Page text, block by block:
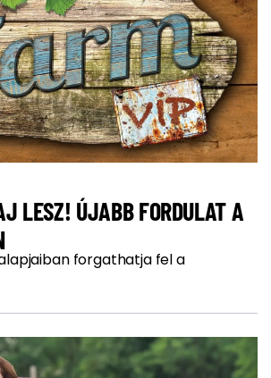
LESZ! ÚJABB FORDULAT A
forgathatja fel a